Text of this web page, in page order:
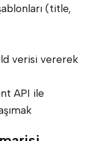
(title,
verisi vererek
API ile